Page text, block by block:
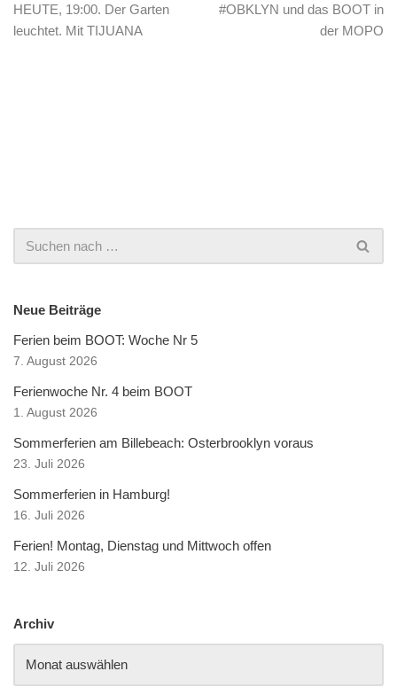
HEUTE, 19:00. Der Garten
leuchtet. Mit TIJUANA
#OBKLYN und das BOOT in
der MOPO
Neue Beiträge
Ferien beim BOOT: Woche Nr 5
7. August 2026
Ferienwoche Nr. 4 beim BOOT
1. August 2026
Sommerferien am Billebeach: Osterbrooklyn voraus
23. Juli 2026
Sommerferien in Hamburg!
16. Juli 2026
Ferien! Montag, Dienstag und Mittwoch offen
12. Juli 2026
Archiv